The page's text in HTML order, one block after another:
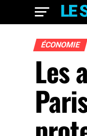
ÉCONOMIE
Les